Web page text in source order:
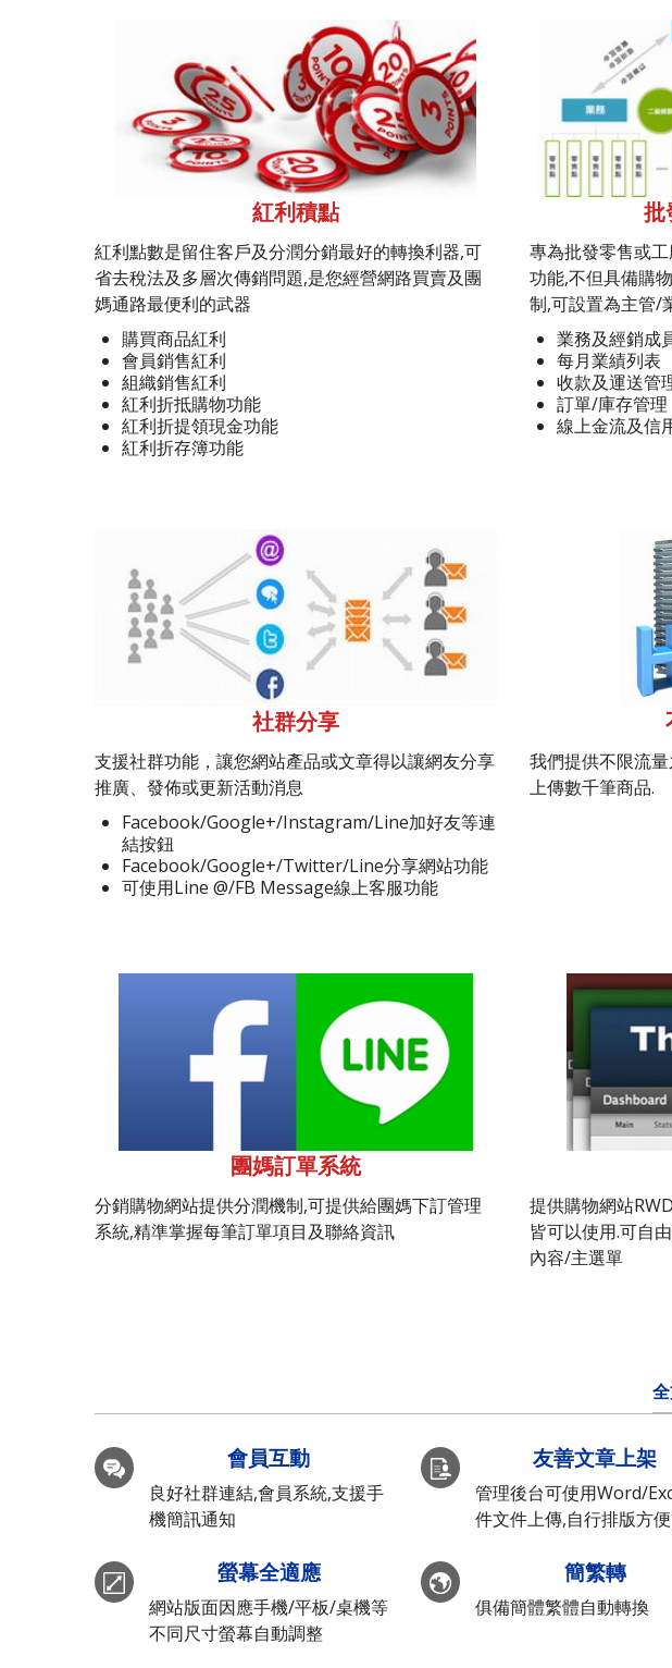
紅利積點
紅利點數是留住客戶及分潤分銷最好的轉換利器,可
省去稅法及多層次傳銷問題,是您經營網路買賣及團
媽通路最便利的武器
購買商品紅利
會員銷售紅利
組織銷售紅利
紅利折抵購物功能
紅利折提領現金功能
紅利折存簿功能
批
專為批發零售或
功能,不但具備購
制,可設置為主管/
業務及經銷成
每月業績列表
收款及運送管
訂單/庫存管理
線上金流及信
社群分享
支援社群功能，讓您網站產品或文章得以讓網友分享
推廣、發佈或更新活動消息
Facebook/Google+/Instagram/Line加好友等連
結按鈕
Facebook/Google+/Twitter/Line分享網站功能
可使用Line @/FB Message線上客服功能
我們提供不限流
上傳數千筆商品.
團媽訂單系統
分銷購物網站提供分潤機制,可提供給團媽下訂管理
系統,精準掌握每筆訂單項目及聯絡資訊
提供購物網站
皆可以使用.可自
內容/主選單
會員互動
良好社群連結,會員系統,支援手
機簡訊通知
螢幕全適應
網站版面因應手機/平板/桌機等
不同尺寸螢幕自動調整
友善文章上架
管理後台可使用Word/
件文件上傳,自行排版方
簡繁轉
俱備簡體繁體自動轉換